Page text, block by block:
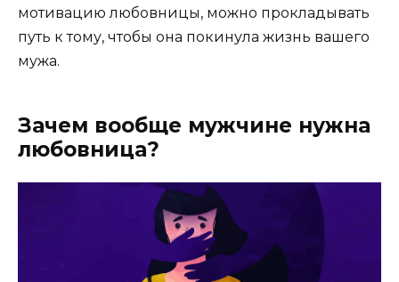
мотивацию любовницы, можно прокладывать
путь к тому, чтобы она покинула жизнь вашего
мужа.
Зачем вообще мужчине нужна
любовница?